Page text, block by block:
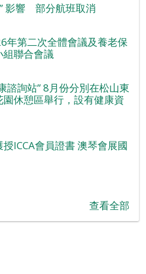
影響 部分航班取消
年第二次全體會議及養老保
聯合會議
諮詢站” 8月份分別在松山東
休憩區舉行，設有健康資
ICCA會員證書 澳琴會展國
查看全部